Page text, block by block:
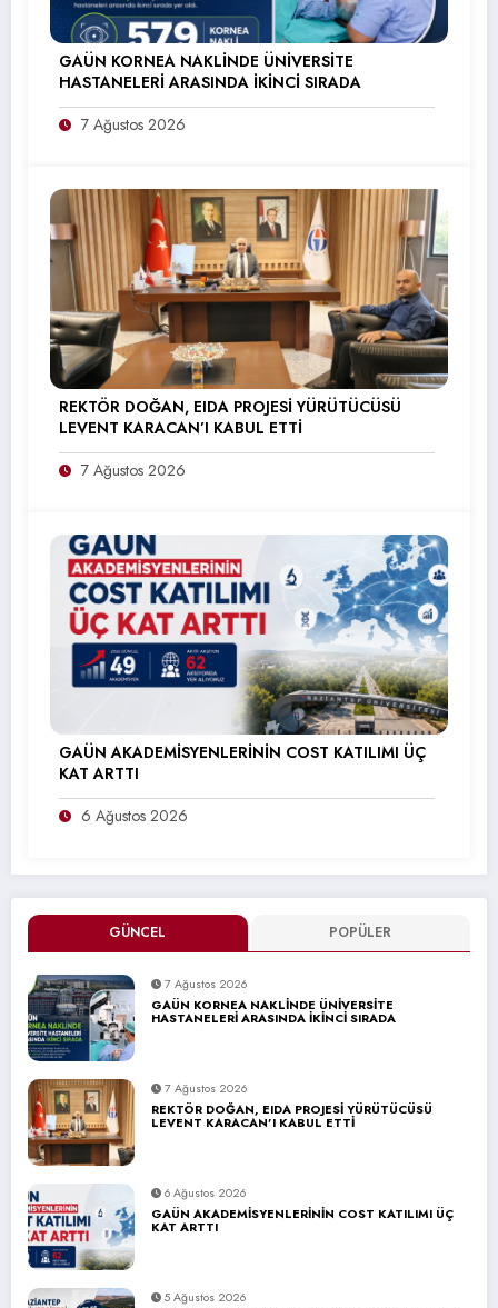
GÜNCEL POPÜLER
7 Ağustos 2026
GAÜN KORNEA NAKLİNDE ÜNİVERSİTE
HASTANELERİ ARASINDA İKİNCİ SIRADA
7 Ağustos 2026
REKTÖR DOĞAN, EIDA PROJESİ YÜRÜTÜCÜSÜ
LEVENT KARACAN’I KABUL ETTİ
6 Ağustos 2026
GAÜN AKADEMİSYENLERİNİN COST KATILIMI ÜÇ
KAT ARTTI
5 Ağustos 2026
GAÜN KORNEA NAKLİNDE ÜNİVERSİTE
HASTANELERİ ARASINDA İKİNCİ SIRADA
7 Ağustos 2026
REKTÖR DOĞAN, EIDA PROJESİ YÜRÜTÜCÜSÜ
LEVENT KARACAN’I KABUL ETTİ
7 Ağustos 2026
GAÜN AKADEMİSYENLERİNİN COST KATILIMI ÜÇ
KAT ARTTI
6 Ağustos 2026